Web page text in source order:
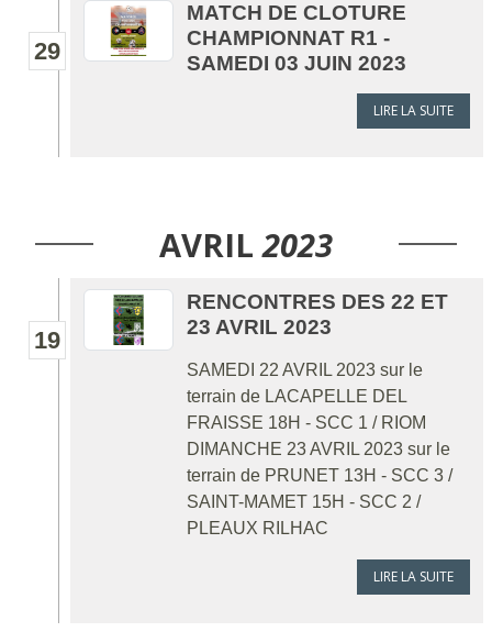
29
MATCH DE CLOTURE
CHAMPIONNAT R1 -
SAMEDI 03 JUIN 2023
LIRE LA SUITE
AVRIL 2023
19
RENCONTRES DES 22 ET
23 AVRIL 2023
SAMEDI 22 AVRIL 2023 sur le
terrain de LACAPELLE DEL
FRAISSE 18H - SCC 1 / RIOM
DIMANCHE 23 AVRIL 2023 sur le
terrain de PRUNET 13H - SCC 3 /
SAINT-MAMET 15H - SCC 2 /
PLEAUX RILHAC
LIRE LA SUITE